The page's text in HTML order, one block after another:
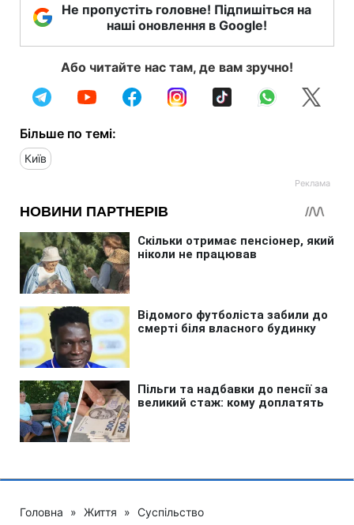
Не пропустіть головне! Підпишіться на
наші оновлення в Google!
Або читайте нас там, де вам зручно!
Більше по темі:
Київ
Головна » Життя » Суспільство